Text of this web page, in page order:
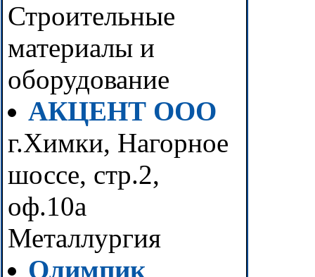
Строительные
материалы и
оборудование
АКЦЕНТ ООО
г.Химки, Нагорное
шоссе, стр.2,
оф.10а
Металлургия
Олимпик